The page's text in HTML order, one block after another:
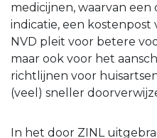
medicijnen, waarvan
indicatie, een kostenpost
NVD pleit voor betere
maar ook voor het
richtlijnen voor
(veel) sneller
In het door ZINL